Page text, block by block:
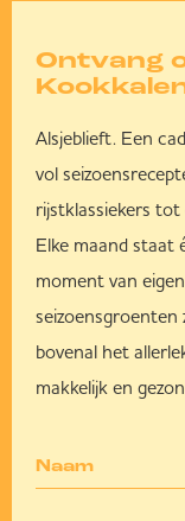
Ontvang
Alsjeblieft. Een
vol
rijstklassiekers
Elke maand staat
moment van
seizoensgroenten
bovenal het
makkelijk en